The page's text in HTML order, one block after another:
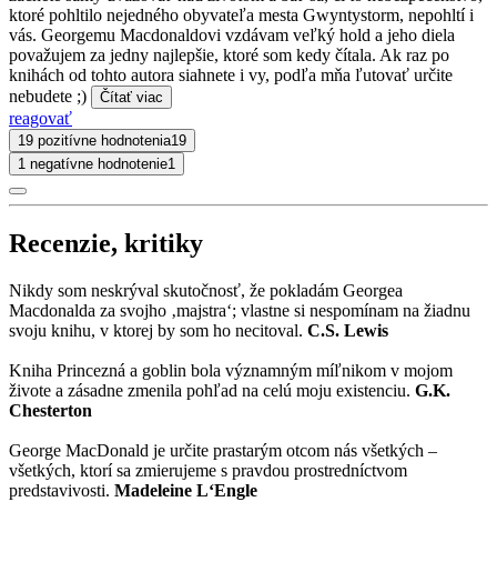
ktoré pohltilo nejedného obyvateľa mesta Gwyntystorm, nepohltí i
vás. Georgemu Macdonaldovi vzdávam veľký hold a jeho diela
považujem za jedny najlepšie, ktoré som kedy čítala. Ak raz po
knihách od tohto autora siahnete i vy, podľa mňa ľutovať určite
nebudete ;)
Čítať viac
reagovať
19 pozitívne hodnotenia19
1 negatívne hodnotenie1
Recenzie, kritiky
Nikdy som neskrýval skutočnosť, že pokladám Georgea
Macdonalda za svojho ‚majstra‘; vlastne si nespomínam na žiadnu
svoju knihu, v ktorej by som ho necitoval. C.S. Lewis
Kniha Princezná a goblin bola významným míľnikom v mojom
živote a zásadne zmenila pohľad na celú moju existenciu. G.K.
Chesterton
George MacDonald je určite prastarým otcom nás všetkých –
všetkých, ktorí sa zmierujeme s pravdou prostredníctvom
predstavivosti. Madeleine L‘Engle